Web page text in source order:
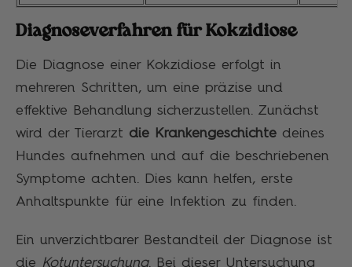
Diagnoseverfahren für Kokzidiose
Die Diagnose einer Kokzidiose erfolgt in
mehreren Schritten, um eine präzise und
effektive Behandlung sicherzustellen. Zunächst
wird der Tierarzt die Krankengeschichte deines
Hundes aufnehmen und auf die beschriebenen
Symptome achten. Dies kann helfen, erste
Anhaltspunkte für eine Infektion zu finden.
Ein unverzichtbarer Bestandteil der Diagnose ist
die Kotuntersuchung. Bei dieser Untersuchung